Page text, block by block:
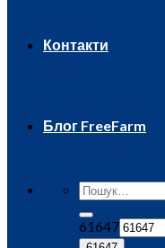
Контакти
Блог FreeFarm
61647